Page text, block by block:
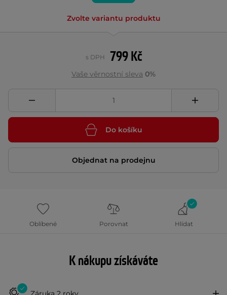
Zvolte variantu produktu
799 Kč
s DPH
Vaše věrnostní sleva 0%
Do košíku
Objednat na prodejnu
Oblíbené Porovnat Hlídat
K nákupu získáváte